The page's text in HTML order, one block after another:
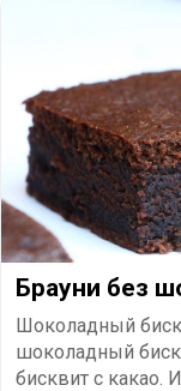
Брауни без
Шоколадный
шоколадный
бисквит с